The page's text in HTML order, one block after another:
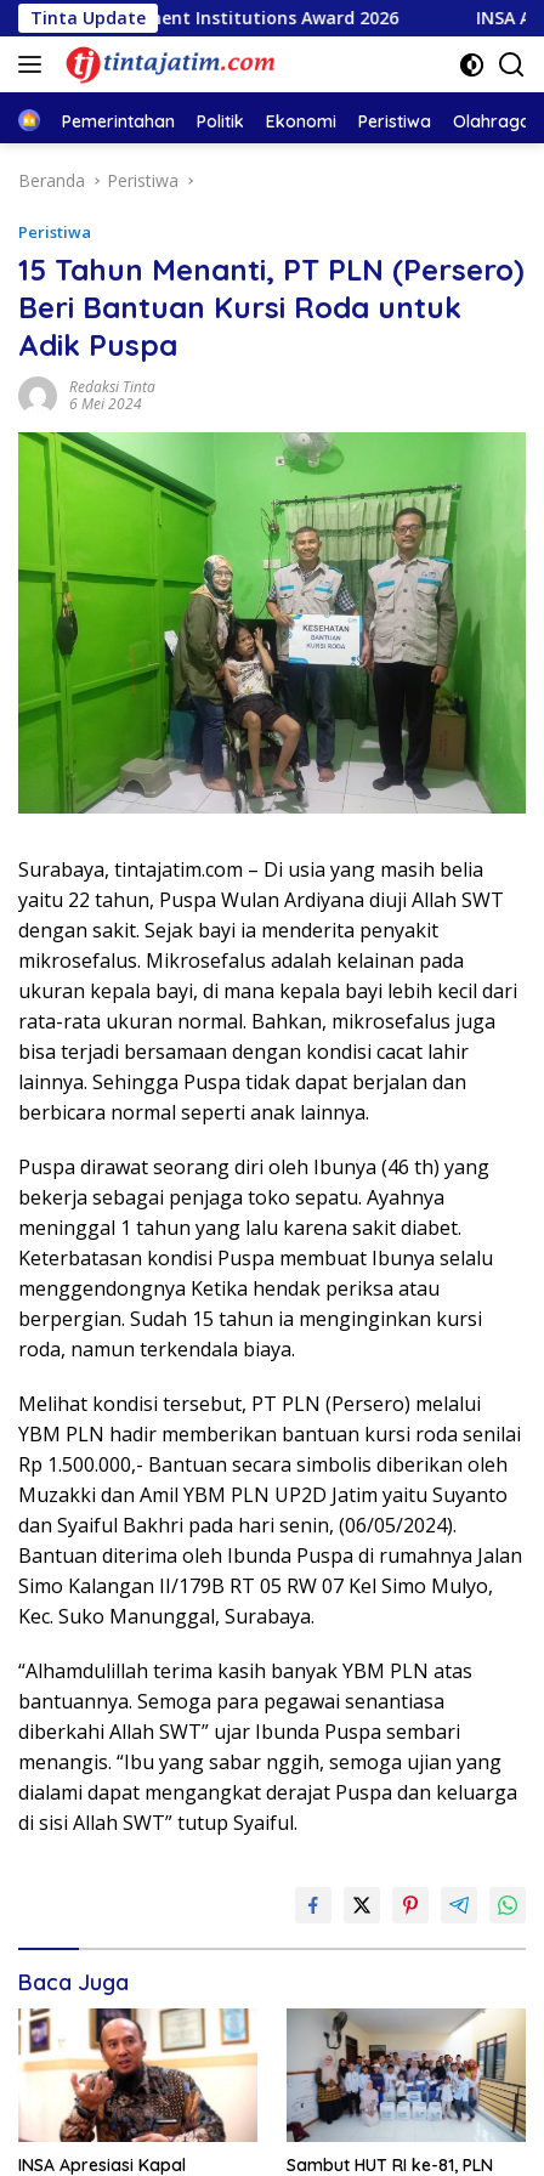
Langsung
ke
konten
Tinta Update
Government Institutions Award 2026 INSA Apresiasi
HomePemerintahan Politik Ekonomi Peristiwa Olahraga
Beranda Peristiwa
Peristiwa
15 Tahun Menanti, PT PLN (Persero)
Beri Bantuan Kursi Roda untuk
Adik Puspa
Redaksi Tinta
6 Mei 2024
Surabaya, tintajatim.com – Di usia yang masih belia
yaitu 22 tahun, Puspa Wulan Ardiyana diuji Allah SWT
dengan sakit. Sejak bayi ia menderita penyakit
mikrosefalus. Mikrosefalus adalah kelainan pada
ukuran kepala bayi, di mana kepala bayi lebih kecil dari
rata-rata ukuran normal. Bahkan, mikrosefalus juga
bisa terjadi bersamaan dengan kondisi cacat lahir
lainnya. Sehingga Puspa tidak dapat berjalan dan
berbicara normal seperti anak lainnya.
Puspa dirawat seorang diri oleh Ibunya (46 th) yang
bekerja sebagai penjaga toko sepatu. Ayahnya
meninggal 1 tahun yang lalu karena sakit diabet.
Keterbatasan kondisi Puspa membuat Ibunya selalu
menggendongnya Ketika hendak periksa atau
berpergian. Sudah 15 tahun ia menginginkan kursi
roda, namun terkendala biaya.
Melihat kondisi tersebut, PT PLN (Persero) melalui
YBM PLN hadir memberikan bantuan kursi roda senilai
Rp 1.500.000,- Bantuan secara simbolis diberikan oleh
Muzakki dan Amil YBM PLN UP2D Jatim yaitu Suyanto
dan Syaiful Bakhri pada hari senin, (06/05/2024).
Bantuan diterima oleh Ibunda Puspa di rumahnya Jalan
Simo Kalangan II/179B RT 05 RW 07 Kel Simo Mulyo,
Kec. Suko Manunggal, Surabaya.
“Alhamdulillah terima kasih banyak YBM PLN atas
bantuannya. Semoga para pegawai senantiasa
diberkahi Allah SWT” ujar Ibunda Puspa sembari
menangis. “Ibu yang sabar nggih, semoga ujian yang
dialami dapat mengangkat derajat Puspa dan keluarga
di sisi Allah SWT” tutup Syaiful.
Baca Juga
INSA Apresiasi Kapal Sambut HUT RI ke-81, PLN